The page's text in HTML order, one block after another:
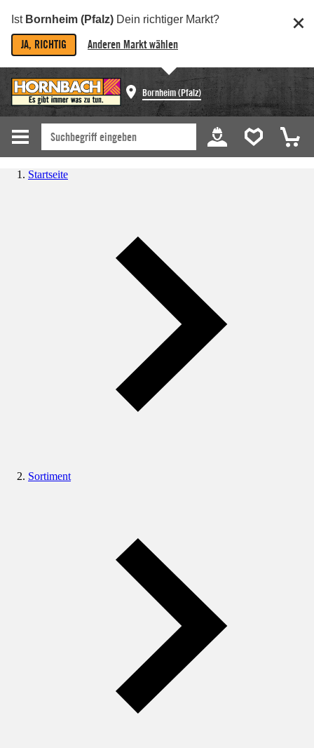
Ist Bornheim (Pfalz) Dein richtiger Markt?
JA, RICHTIG Anderen Markt wählen
Bornheim (Pfalz)
Startseite
Sortiment